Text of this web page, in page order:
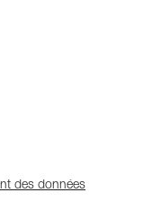
des données